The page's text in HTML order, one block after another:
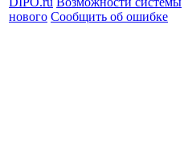
нового Сообщить об ошибке